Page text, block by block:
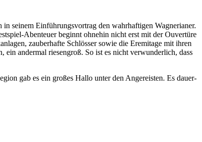
sei­nem Ein­füh­rungs­vor­trag den wahr­haf­ti­gen Wag­ne­ria­ner.
Aben­teu­er be­ginnt oh­ne­hin nicht erst mit der Ou­ver­tü­re
zau­ber­haf­te Schlös­ser so­wie die Ere­mi­ta­ge mit ih­ren
an­der­mal rie­sen­groß. So ist es nicht ver­wun­der­lich, dass
gab es ein gro­ßes Hal­lo un­ter den An­ge­reis­ten. Es dau­er­